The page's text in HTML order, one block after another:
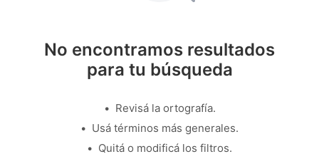
No encontramos resultados
para tu búsqueda
Revisá la ortografía.
Usá términos más generales.
Quitá o modificá los filtros.